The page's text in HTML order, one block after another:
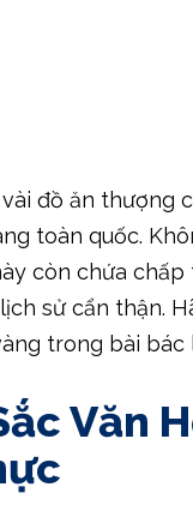
đồ ăn thượng
toàn quốc.
còn chứa
sử cẩn thận.
trong bài bác
Văn